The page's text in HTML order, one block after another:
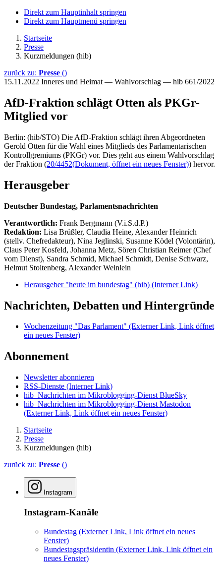
Direkt zum Hauptinhalt springen
Direkt zum Hauptmenü springen
Startseite
Presse
Kurzmeldungen (hib)
zurück zu: Presse ()
15.11.2022 Inneres und Heimat — Wahlvorschlag — hib 661/2022
AfD-Fraktion schlägt Otten als PKGr-
Mitglied vor
Berlin: (hib/STO) Die AfD-Fraktion schlägt ihren Abgeordneten
Gerold Otten für die Wahl eines Mitglieds des Parlamentarischen
Kontrollgremiums (PKGr) vor. Dies geht aus einem Wahlvorschlag
der Fraktion (20/4452(Dokument, öffnet ein neues Fenster)) hervor.
Herausgeber
Deutscher Bundestag, Parlamentsnachrichten
Verantwortlich: Frank Bergmann (V.i.S.d.P.)
Redaktion: Lisa Brüßler, Claudia Heine, Alexander Heinrich
(stellv. Chefredakteur), Nina Jeglinski, Susanne Ködel (Volontärin),
Claus Peter Kosfeld, Johanna Metz, Sören Christian Reimer (Chef
vom Dienst), Sandra Schmid, Michael Schmidt, Denise Schwarz,
Helmut Stoltenberg, Alexander Weinlein
Herausgeber "heute im bundestag" (hib) (Interner Link)
Nachrichten, Debatten und Hintergründe
Wochenzeitung "Das Parlament" (Externer Link, Link öffnet
ein neues Fenster)
Abonnement
Newsletter abonnieren
RSS-Dienste (Interner Link)
hib_Nachrichten im Mikroblogging-Dienst BlueSky
hib_Nachrichten im Mikroblogging-Dienst Mastodon
(Externer Link, Link öffnet ein neues Fenster)
Startseite
Presse
Kurzmeldungen (hib)
zurück zu: Presse ()
Instagram
Instagram-Kanäle
Bundestag (Externer Link, Link öffnet ein neues
Fenster)
Bundestagspräsidentin (Externer Link, Link öffnet ein
neues Fenster)